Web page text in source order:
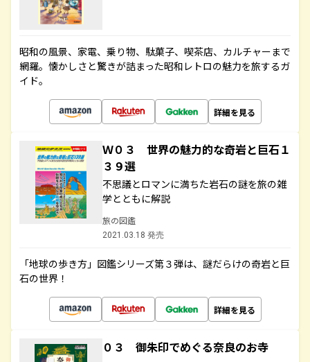
昭和の風景、家電、乗り物、駄菓子、喫茶店、カルチャーまで
網羅。懐かしさと驚きが詰まった昭和レトロの魅力を旅するガ
イド。
詳細を見る
Ｗ０３ 世界の魅力的な奇岩と巨石１
３９選
不思議とロマンに満ちた岩石の謎を旅の雑
学とともに解説
旅の図鑑
2021.03.18 発売
「地球の歩き方」図鑑シリーズ第３弾は、謎だらけの奇岩と巨
石の世界！
詳細を見る
０３ 御朱印でめぐる奈良のお寺